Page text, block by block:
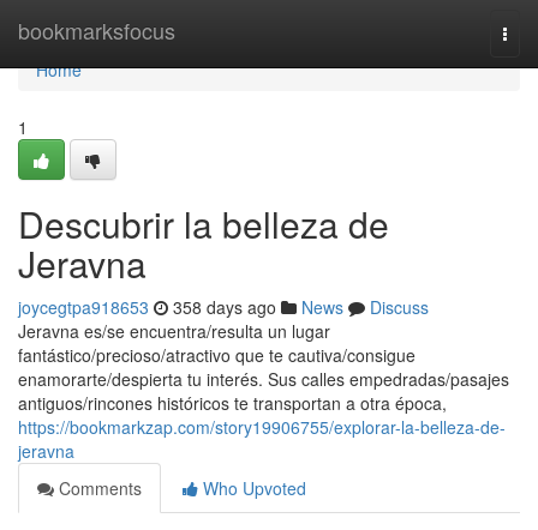
bookmarksfocus
Home
Home
1
Descubrir la belleza de
Jeravna
joycegtpa918653 358 days ago News
Discuss
Jeravna es/se encuentra/resulta un lugar
fantástico/precioso/atractivo que te cautiva/consigue
enamorarte/despierta tu interés. Sus calles empedradas/pasajes
antiguos/rincones históricos te transportan a otra época,
https://bookmarkzap.com/story19906755/explorar-la-belleza-de-
jeravna
Comments
Who Upvoted